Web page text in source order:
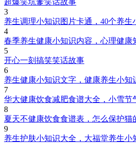
3
养生调理小知识图片卡通，40个养生
4
春季养生健康小知识内容，心理健康
5
开心一刻搞笑笑话故事
6
养生健康小知识文字，健康养生小知
7
华大健康饮食减肥食谱大全，小雪节
8
夏天不健康饮食食谱表，怎么保护猫
9
养生护肤小知识大全，大福堂养生小